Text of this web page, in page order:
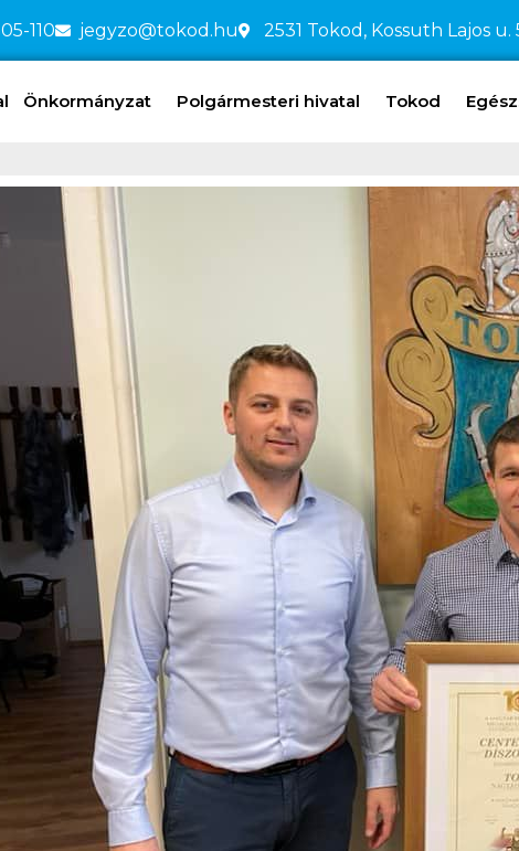
110 jegyzo@tokod.hu 2531 Tokod, Kossuth Lajos u.
Önkormányzat Polgármesteri hivatal Tokod